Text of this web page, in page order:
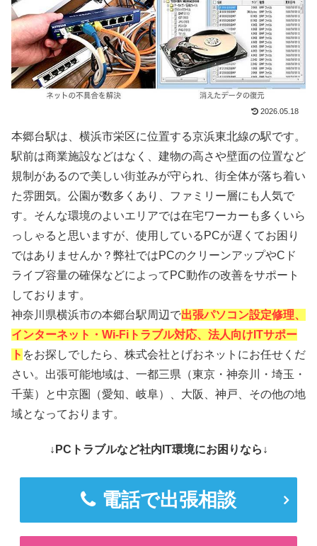
2026.05.18
本郷台駅は、横浜市栄区に位置する京浜東北線の駅です。
駅前は商業施設などはなく、建物の高さや壁面の位置など
規制があるので美しい街並みが守られ、街全体が落ち着い
た雰囲気。公園が数多くあり、ファミリー層にも人気で
す。そんな環境のよいエリアでは在宅ワーカーも多くいら
っしゃると思いますが、使用しているPCが遅くてお困り
ではありませんか？弊社ではPCのクリーンアップやCド
ライブ容量の確保などによってPC動作の改善をサポート
しております。
神奈川県横浜市の本郷台駅周辺で出張パソコン設定修理、
インターネット・Wi-Fiトラブル対応、法人向けITサポー
ト をお探しでしたら、株式会社とげおネットにお任せくだ
さい。出張可能地域は、一都三県（東京・神奈川・埼玉・
千葉）と中京圏（愛知、岐阜）、大阪、神戸、その他の地
域となっております。
↓PCトラブルなど社内IT環境にお困りなら↓
電話で出張相談